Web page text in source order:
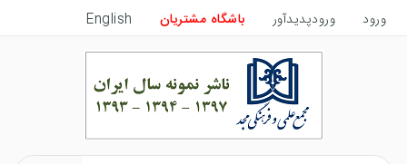
ورود ورودپدیدآور باشگاه مشتریان English